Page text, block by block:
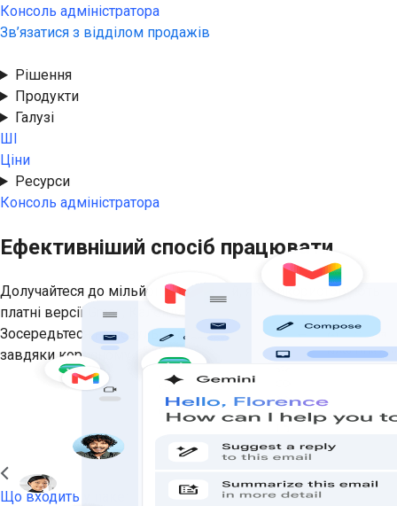
Консоль адміністратора
Зв’язатися з відділом продажів
Рішення
Продукти
Галузі
ШІ
Ціни
Ресурси
Консоль адміністратора
Ефективніший спосіб працювати
Долучайтеся до мільйонів компаній, які використовують
платні версії Gmail, Календаря, Диска, Meet тощо.
Зосередьтеся на результатах, а не на пошуку інформації,
завдяки корисному персоналізованому ШІ.
Безкоштовна пробна версія
Що входить у пакет